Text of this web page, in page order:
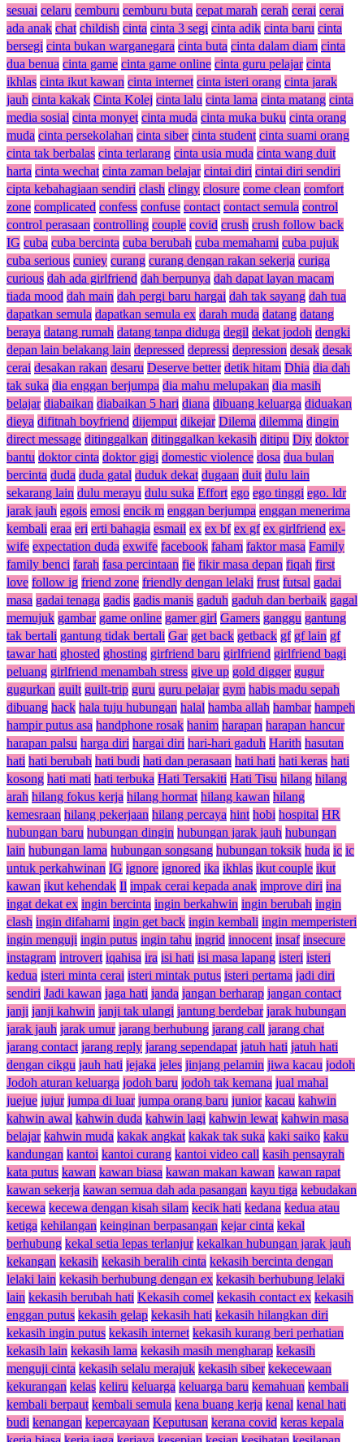
sesuai celaru cemburu cemburu buta cepat marah cerah cerai cerai
ada anak chat childish cinta cinta 3 segi cinta adik cinta baru cinta
bersegi cinta bukan warganegara cinta buta cinta dalam diam cinta
dua benua cinta game cinta game online cinta guru pelajar cinta
ikhlas cinta ikut kawan cinta internet cinta isteri orang cinta jarak
jauh cinta kakak Cinta Kolej cinta lalu cinta lama cinta matang cinta
media sosial cinta monyet cinta muda cinta muka buku cinta orang
muda cinta persekolahan cinta siber cinta student cinta suami orang
cinta tak berbalas cinta terlarang cinta usia muda cinta wang duit
harta cinta wechat cinta zaman belajar cintai diri cintai diri sendiri
cipta kebahagiaan sendiri clash clingy closure come clean comfort
zone complicated confess confuse contact contact semula control
control perasaan controlling couple covid crush crush follow back
IG cuba cuba bercinta cuba berubah cuba memahami cuba pujuk
cuba serious cuniey curang curang dengan rakan sekerja curiga
curious dah ada girlfriend dah berpunya dah dapat layan macam
tiada mood dah main dah pergi baru hargai dah tak sayang dah tua
dapatkan semula dapatkan semula ex darah muda datang datang
beraya datang rumah datang tanpa diduga degil dekat jodoh dengki
depan lain belakang lain depressed depressi depression desak desak
cerai desakan rakan desaru Deserve better detik hitam Dhia dia dah
tak suka dia enggan berjumpa dia mahu melupakan dia masih
belajar diabaikan diabaikan 5 hari diana dibuang keluarga diduakan
dieya difitnah boyfriend dijemput dikejar Dilema dilemma dingin
direct message ditinggalkan ditinggalkan kekasih ditipu Diy doktor
bantu doktor cinta doktor gigi domestic violence dosa dua bulan
bercinta duda duda gatal duduk dekat dugaan duit dulu lain
sekarang lain dulu merayu dulu suka Effort ego ego tinggi ego. ldr
jarak jauh egois emosi encik m enggan berjumpa enggan menerima
kembali eraa eri erti bahagia esmail ex ex bf ex gf ex girlfriend ex-
wife expectation duda exwife facebook faham faktor masa Family
family benci farah fasa percintaan fie fikir masa depan fiqah first
love follow ig friend zone friendly dengan lelaki frust futsal gadai
masa gadai tenaga gadis gadis manis gaduh gaduh dan berbaik gagal
memujuk gambar game online gamer girl Gamers ganggu gantung
tak bertali gantung tidak bertali Gar get back getback gf gf lain gf
tawar hati ghosted ghosting girfriend baru girlfriend girlfriend bagi
peluang girlfriend menambah stress give up gold digger gugur
gugurkan guilt guilt-trip guru guru pelajar gym habis madu sepah
dibuang hack hala tuju hubungan halal hamba allah hambar hampeh
hampir putus asa handphone rosak hanim harapan harapan hancur
harapan palsu harga diri hargai diri hari-hari gaduh Harith hasutan
hati hati berubah hati budi hati dan perasaan hati hati hati keras hati
kosong hati mati hati terbuka Hati Tersakiti Hati Tisu hilang hilang
arah hilang fokus kerja hilang hormat hilang kawan hilang
kemesraan hilang pekerjaan hilang percaya hint hobi hospital HR
hubungan baru hubungan dingin hubungan jarak jauh hubungan
lain hubungan lama hubungan songsang hubungan toksik huda ic ic
untuk perkahwinan IG ignore ignored ika ikhlas ikut couple ikut
kawan ikut kehendak Il impak cerai kepada anak improve diri ina
ingat dekat ex ingin bercinta ingin berkahwin ingin berubah ingin
clash ingin difahami ingin get back ingin kembali ingin memperisteri
ingin menguji ingin putus ingin tahu ingrid innocent insaf insecure
instagram introvert iqahisa ira isi hati isi masa lapang isteri isteri
kedua isteri minta cerai isteri mintak putus isteri pertama jadi diri
sendiri Jadi kawan jaga hati janda jangan berharap jangan contact
janji janji kahwin janji tak ulangi jantung berdebar jarak hubungan
jarak jauh jarak umur jarang berhubung jarang call jarang chat
jarang contact jarang reply jarang sependapat jatuh hati jatuh hati
dengan cikgu jauh hati jejaka jeles jinjang pelamin jiwa kacau jodoh
Jodoh aturan keluarga jodoh baru jodoh tak kemana jual mahal
juejue jujur jumpa di luar jumpa orang baru junior kacau kahwin
kahwin awal kahwin duda kahwin lagi kahwin lewat kahwin masa
belajar kahwin muda kakak angkat kakak tak suka kaki saiko kaku
kandungan kantoi kantoi curang kantoi video call kasih pensayrah
kata putus kawan kawan biasa kawan makan kawan kawan rapat
kawan sekerja kawan semua dah ada pasangan kayu tiga kebudakan
kecewa kecewa dengan kisah silam kecik hati kedana kedua atau
ketiga kehilangan keinginan berpasangan kejar cinta kekal
berhubung kekal setia lepas terlanjur kekalkan hubungan jarak jauh
kekangan kekasih kekasih beralih cinta kekasih bercinta dengan
lelaki lain kekasih berhubung dengan ex kekasih berhubung lelaki
lain kekasih berubah hati Kekasih comel kekasih contact ex kekasih
enggan putus kekasih gelap kekasih hati kekasih hilangkan diri
kekasih ingin putus kekasih internet kekasih kurang beri perhatian
kekasih lain kekasih lama kekasih masih mengharap kekasih
menguji cinta kekasih selalu merajuk kekasih siber kekecewaan
kekurangan kelas keliru keluarga keluarga baru kemahuan kembali
kembali berpaut kembali semula kena buang kerja kenal kenal hati
budi kenangan kepercayaan Keputusan kerana covid keras kepala